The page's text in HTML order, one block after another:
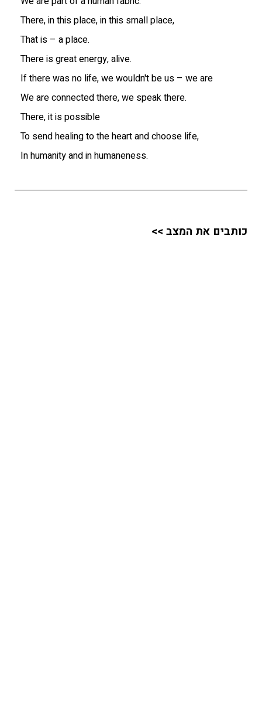
There, in this place, in this small place,
That is – a place.
There is great energy, alive.
If there was no life, we wouldn't be us – we are
We are connected there, we speak there.
There, it is possible
To send healing to the heart and choose life,
In humanity and in humaneness.
כותבים את המצב >>